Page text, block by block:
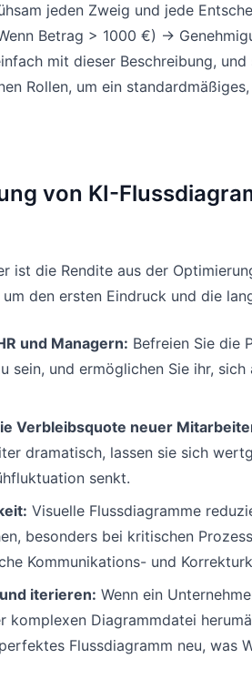
jeden Zweig und jede
Betrag > 1000 €) ->
mit dieser Beschreibung,
Rollen, um ein
von KI-
ist die Rendite aus der
den ersten Eindruck und die
und Managern: Befreien Sie die
sein, und ermöglichen Sie ihr,
Verbleibsquote neuer
dramatisch, lassen sie sich
senkt.
Visuelle Flussdiagramme
besonders bei kritischen
Kommunikations- und
iterieren: Wenn ein
komplexen Diagrammdatei
Flussdiagramm neu, was